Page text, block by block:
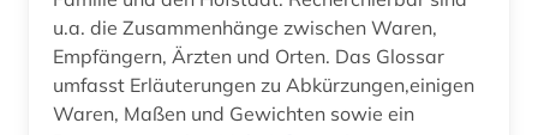
berliner mauer (1)
berliner zeitung (1)
u.a. die Zusammenhänge zwischen Waren,
Empfängern, Ärzten und Orten. Das Glossar
umfasst Erläuterungen zu Abkürzungen,einigen
Waren, Maßen und Gewichten sowie ein